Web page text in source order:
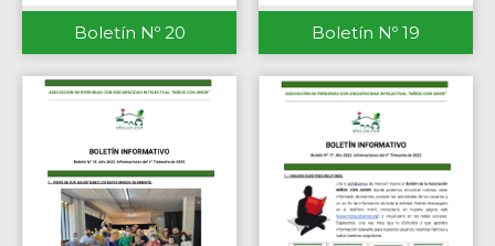
Boletín Nº 20 Boletín Nº 19